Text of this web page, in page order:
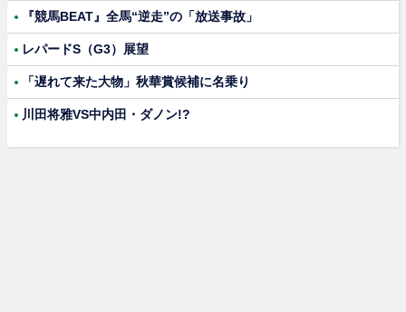
『競馬BEAT』全馬“逆走”の「放送事故」
レパードS（G3）展望
「遅れて来た大物」秋華賞候補に名乗り
川田将雅VS中内田・ダノン!?